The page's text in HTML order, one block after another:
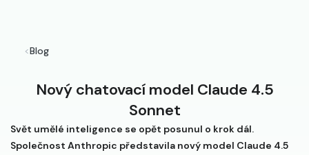
<Blog
Nový chatovací model Claude 4.5
Sonnet
Svět umělé inteligence se opět posunul o krok dál.
Společnost Anthropic představila nový model Claude 4.5